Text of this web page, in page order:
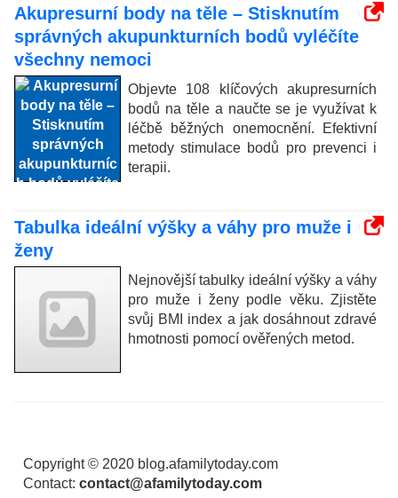
Akupresurní body na těle – Stisknutím
správných akupunkturních bodů vyléčíte
všechny nemoci
Objevte 108 klíčových akupresurních
bodů na těle a naučte se je využívat k
léčbě běžných onemocnění. Efektivní
metody stimulace bodů pro prevenci i
terapii.
Tabulka ideální výšky a váhy pro muže i
ženy
Nejnovější tabulky ideální výšky a váhy
pro muže i ženy podle věku. Zjistěte
svůj BMI index a jak dosáhnout zdravé
hmotnosti pomocí ověřených metod.
Copyright © 2020 blog.afamilytoday.com
Contact: contact@afamilytoday.com